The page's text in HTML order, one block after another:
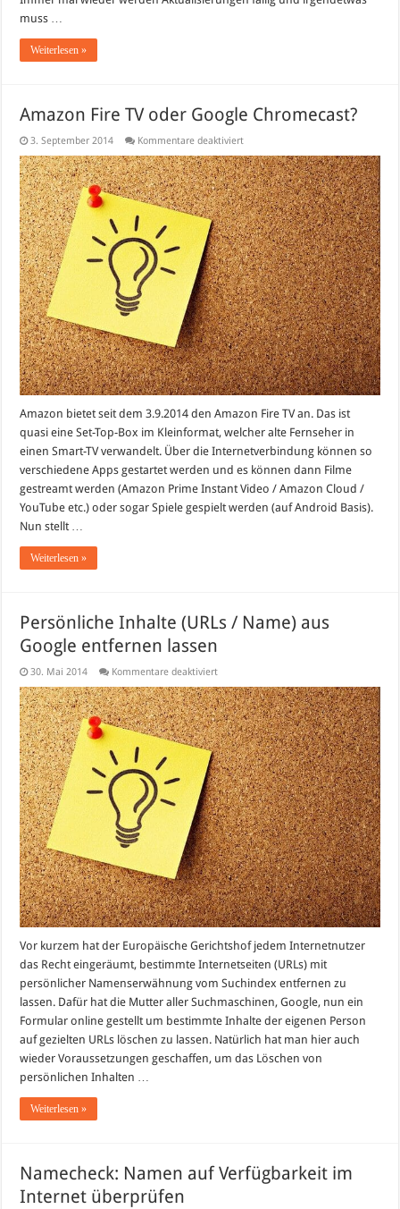
muss …
Weiterlesen »
Amazon Fire TV oder Google Chromecast?
3. September 2014 Kommentare deaktiviertfür
Fire
TV
oder
Google
Chromecast?
Amazon bietet seit dem 3.9.2014 den Amazon Fire TV an. Das ist
quasi eine Set-Top-Box im Kleinformat, welcher alte Fernseher in
einen Smart-TV verwandelt. Über die Internetverbindung können so
verschiedene Apps gestartet werden und es können dann Filme
gestreamt werden (Amazon Prime Instant Video / Amazon Cloud /
YouTube etc.) oder sogar Spiele gespielt werden (auf Android Basis).
Nun stellt …
Weiterlesen »
Persönliche Inhalte (URLs / Name) aus
Google entfernen lassen
30. Mai 2014 Kommentare deaktiviertfür
Inhalte
(URLs
/
Name)
aus
Google
entfernen
lassen
Vor kurzem hat der Europäische Gerichtshof jedem Internetnutzer
das Recht eingeräumt, bestimmte Internetseiten (URLs) mit
persönlicher Namenserwähnung vom Suchindex entfernen zu
lassen. Dafür hat die Mutter aller Suchmaschinen, Google, nun ein
Formular online gestellt um bestimmte Inhalte der eigenen Person
auf gezielten URLs löschen zu lassen. Natürlich hat man hier auch
wieder Voraussetzungen geschaffen, um das Löschen von
persönlichen Inhalten …
Weiterlesen »
Namecheck: Namen auf Verfügbarkeit im
Internet überprüfen